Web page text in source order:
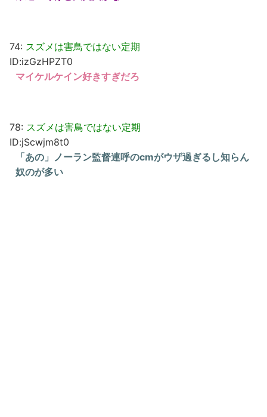
74: スズメは害鳥ではない定期
ID:izGzHPZT0
マイケルケイン好きすぎだろ
78: スズメは害鳥ではない定期
ID:jScwjm8t0
「あの」ノーラン監督連呼のcmがウザ過ぎるし知らん
奴のが多い